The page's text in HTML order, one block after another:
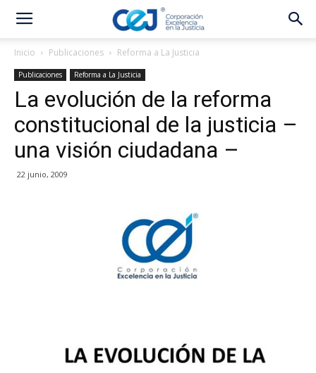
Inicio Publicaciones Reforma a La Justicia
Publicaciones Reforma a La Justicia
La evolución de la reforma
constitucional de la justicia –
una visión ciudadana –
22 junio, 2009